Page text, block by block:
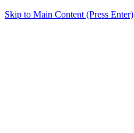
Skip to Main Content (Press Enter)